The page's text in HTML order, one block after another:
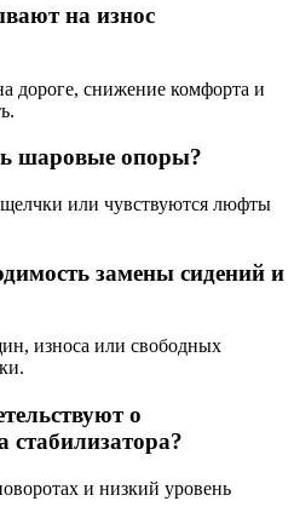
на износ
дороге, снижение комфорта и
шаровые опоры?
или чувствуются люфты
замены сидений и
износа или свободных
о
стабилизатора?
и низкий уровень